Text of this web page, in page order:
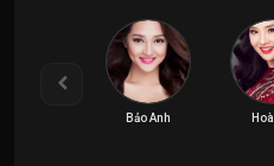
Bảo Anh